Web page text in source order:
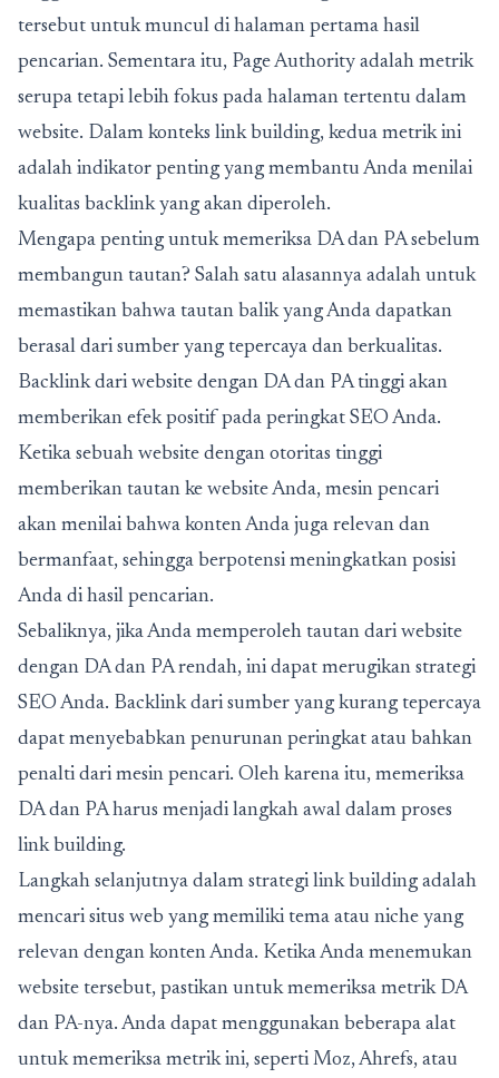
tersebut untuk muncul di halaman pertama hasil
pencarian. Sementara itu, Page Authority adalah metrik
serupa tetapi lebih fokus pada halaman tertentu dalam
website. Dalam konteks link building, kedua metrik ini
adalah indikator penting yang membantu Anda menilai
kualitas backlink yang akan diperoleh.
Mengapa penting untuk memeriksa DA dan PA sebelum
membangun tautan? Salah satu alasannya adalah untuk
memastikan bahwa tautan balik yang Anda dapatkan
berasal dari sumber yang tepercaya dan berkualitas.
Backlink dari website dengan DA dan PA tinggi akan
memberikan efek positif pada peringkat SEO Anda.
Ketika sebuah website dengan otoritas tinggi
memberikan tautan ke website Anda, mesin pencari
akan menilai bahwa konten Anda juga relevan dan
bermanfaat, sehingga berpotensi meningkatkan posisi
Anda di hasil pencarian.
Sebaliknya, jika Anda memperoleh tautan dari website
dengan DA dan PA rendah, ini dapat merugikan strategi
SEO Anda. Backlink dari sumber yang kurang tepercaya
dapat menyebabkan penurunan peringkat atau bahkan
penalti dari mesin pencari. Oleh karena itu, memeriksa
DA dan PA harus menjadi langkah awal dalam proses
link building.
Langkah selanjutnya dalam strategi link building adalah
mencari situs web yang memiliki tema atau niche yang
relevan dengan konten Anda. Ketika Anda menemukan
website tersebut, pastikan untuk memeriksa metrik DA
dan PA-nya. Anda dapat menggunakan beberapa alat
untuk memeriksa metrik ini, seperti Moz, Ahrefs, atau